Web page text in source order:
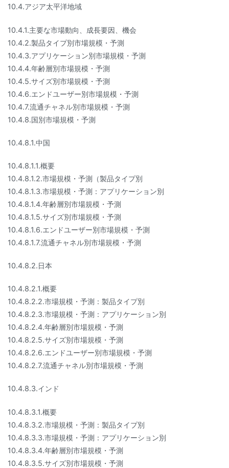
10.4.アジア太平洋地域
10.4.1.主要な市場動向、成長要因、機会
10.4.2.製品タイプ別市場規模・予測
10.4.3.アプリケーション別市場規模・予測
10.4.4.年齢層別市場規模・予測
10.4.5.サイズ別市場規模・予測
10.4.6.エンドユーザー別市場規模・予測
10.4.7.流通チャネル別市場規模・予測
10.4.8.国別市場規模・予測
10.4.8.1.中国
10.4.8.1.1.概要
10.4.8.1.2.市場規模・予測（製品タイプ別
10.4.8.1.3.市場規模・予測：アプリケーション別
10.4.8.1.4.年齢層別市場規模・予測
10.4.8.1.5.サイズ別市場規模・予測
10.4.8.1.6.エンドユーザー別市場規模・予測
10.4.8.1.7.流通チャネル別市場規模・予測
10.4.8.2.日本
10.4.8.2.1.概要
10.4.8.2.2.市場規模・予測：製品タイプ別
10.4.8.2.3.市場規模・予測：アプリケーション別
10.4.8.2.4.年齢層別市場規模・予測
10.4.8.2.5.サイズ別市場規模・予測
10.4.8.2.6.エンドユーザー別市場規模・予測
10.4.8.2.7.流通チャネル別市場規模・予測
10.4.8.3.インド
10.4.8.3.1.概要
10.4.8.3.2.市場規模・予測：製品タイプ別
10.4.8.3.3.市場規模・予測：アプリケーション別
10.4.8.3.4.年齢層別市場規模・予測
10.4.8.3.5.サイズ別市場規模・予測